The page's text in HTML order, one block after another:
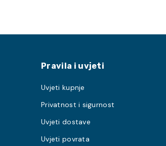
Pravila i uvjeti
Uvjeti kupnje
Privatnost i sigurnost
Uvjeti dostave
Uvjeti povrata